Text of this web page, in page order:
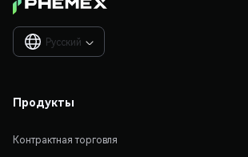
Русский 
Продукты
Контрактная торговля